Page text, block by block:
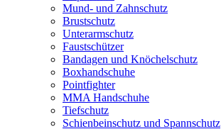
Mund- und Zahnschutz
Brustschutz
Unterarmschutz
Faustschützer
Bandagen und Knöchelschutz
Boxhandschuhe
Pointfighter
MMA Handschuhe
Tiefschutz
Schienbeinschutz und Spannschutz